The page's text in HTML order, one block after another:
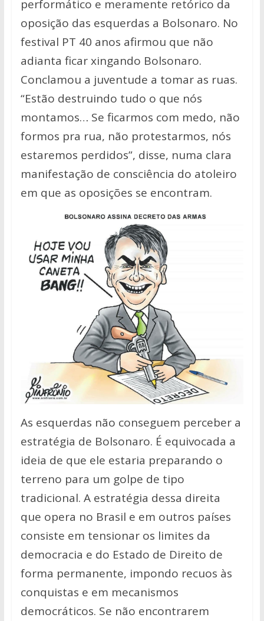
performático e meramente retórico da
oposição das esquerdas a Bolsonaro. No
festival PT 40 anos afirmou que não
adianta ficar xingando Bolsonaro.
Conclamou a juventude a tomar as ruas.
“Estão destruindo tudo o que nós
montamos… Se ficarmos com medo, não
formos pra rua, não protestarmos, nós
estaremos perdidos”, disse, numa clara
manifestação de consciência do atoleiro
em que as oposições se encontram.
As esquerdas não conseguem perceber a
estratégia de Bolsonaro. É equivocada a
ideia de que ele estaria preparando o
terreno para um golpe de tipo
tradicional. A estratégia dessa direita
que opera no Brasil e em outros países
consiste em tensionar os limites da
democracia e do Estado de Direito de
forma permanente, impondo recuos às
conquistas e em mecanismos
democráticos. Se não encontrarem